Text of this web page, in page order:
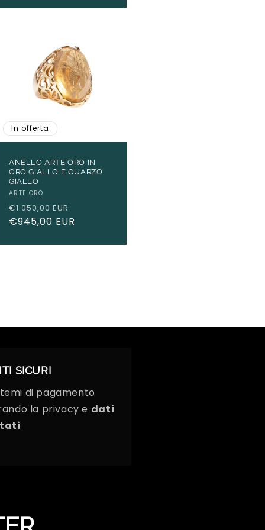
In offerta
ANELLO ARTE ORO IN
ORO GIALLO E QUARZO
GIALLO
Produttore:
ARTE ORO
Prezzo
di
€1.050,00 EUR
€945,00 EUR
SICURI
di pagamento
la privacy e dati